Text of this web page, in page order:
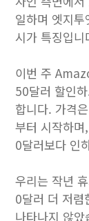
일하며 엣지
시가 특징입니
이번 주
50달러 할인
합니다. 가격
부터 시작하
0달러보다 인
우리는 작년
0달러 더 저렴
나타나지 않